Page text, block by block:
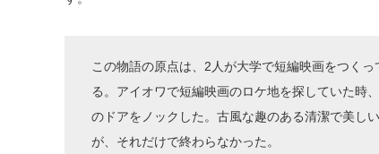
この物語の原点は、2人が大学で短編映画をつく
る。アイオワで短編映画のロケ地を探していた時
のドアをノックした。古風な趣のある清潔で美し
が、それだけで終わらなかった。